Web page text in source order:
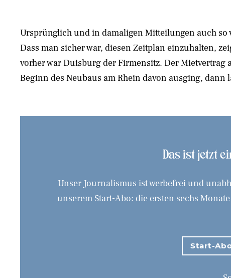
Ursprünglich und in damaligen Mitteilungen auch so
Dass man sicher war, diesen Zeitplan einzuhalten,
vorher war Duisburg der Firmensitz. Der Mietvertrag
Beginn des Neubaus am Rhein davon ausging, dann
Das ist jetzt
Unser Journalismus ist werbefrei und
unserem Start-Abo: die ersten sechs
Start-